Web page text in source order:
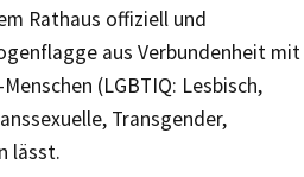
Rathaus offiziell und
aus Verbundenheit mit
(LGBTIQ: Lesbisch,
Transgender,
lässt.